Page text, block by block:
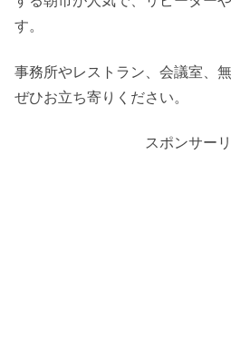
す。
事務所やレストラン、会議室、
ぜひお立ち寄りください。
スポンサー